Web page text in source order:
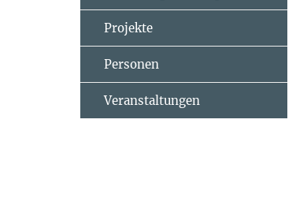
Projekte
Personen
Veranstaltungen